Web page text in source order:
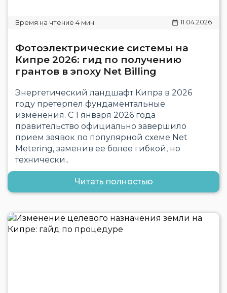
11.04.2026
Фотоэлектрические системы на
Кипре 2026: гид по получению
грантов в эпоху Net Billing
Энергетический ландшафт Кипра в 2026
году претерпел фундаментальные
изменения. С 1 января 2026 года
правительство официально завершило
прием заявок по популярной схеме Net
Metering, заменив ее более гибкой, но
технически..
Читать полностью